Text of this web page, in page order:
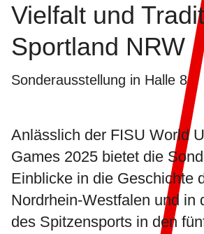
Vielfalt und
Sportland NRW
Sonderausstellung in Halle 8
Anlässlich der FISU World
Games 2025 bietet die
Einblicke in die Geschichte
Nordrhein-Westfalen und in
des Spitzensports in den